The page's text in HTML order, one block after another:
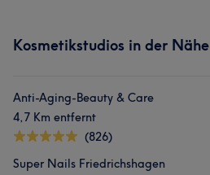
Kosmetikstudios in der Nähe
Anti-Aging-Beauty & Care
4,7 Km entfernt
(826)
Super Nails Friedrichshagen